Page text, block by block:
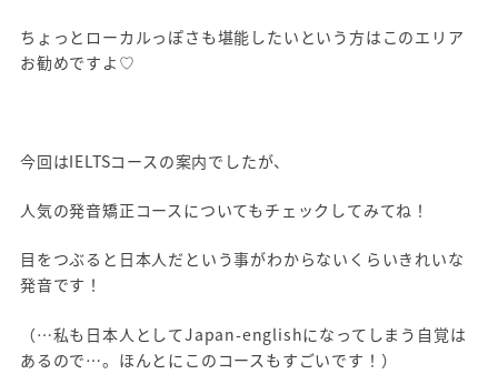
ちょっとローカルっぽさも堪能したいという方はこのエリア
お勧めですよ♡
今回はIELTSコースの案内でしたが、
人気の発音矯正コースについてもチェックしてみてね！
目をつぶると日本人だという事がわからないくらいきれいな
発音です！
（…私も日本人としてJapan-englishになってしまう自覚は
あるので…。ほんとにこのコースもすごいです！）